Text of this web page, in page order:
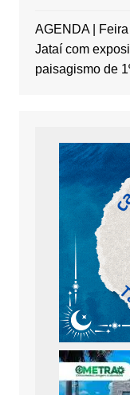
AGENDA |
Jataí com
paisagismo de